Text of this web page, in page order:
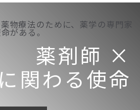
薬剤師 ×
関わる使命